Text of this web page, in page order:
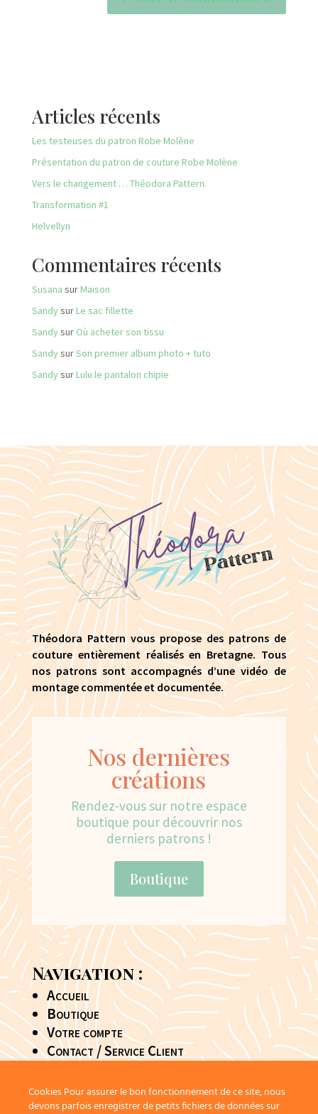
Articles récents
Les testeuses du patron Robe Molène
Présentation du patron de couture Robe Molène
Vers le changement … Théodora Pattern.
Transformation #1
Helvellyn
Commentaires récents
Susana surMaison
SandysurLe sac fillette
Sandysur Où acheter son tissu
SandysurSon premier album photo + tuto
SandysurLulu le pantalon chipie
Théodora Pattern vous propose des patrons de
couture entièrement réalisés en Bretagne. Tous
nos patrons sont accompagnés d’une vidéo de
montage commentée et documentée.
Nos dernières
créations
Rendez-vous sur notre espace
boutique pour découvrir nos
derniers patrons !
Boutique
Navigation :
Accueil
Boutique
Votre compte
Contact / Service Client
Police de confidentialité
Cookies Pour assurer le bon fonctionnement de ce site, nous
devons parfois enregistrer de petits fichiers de données sur